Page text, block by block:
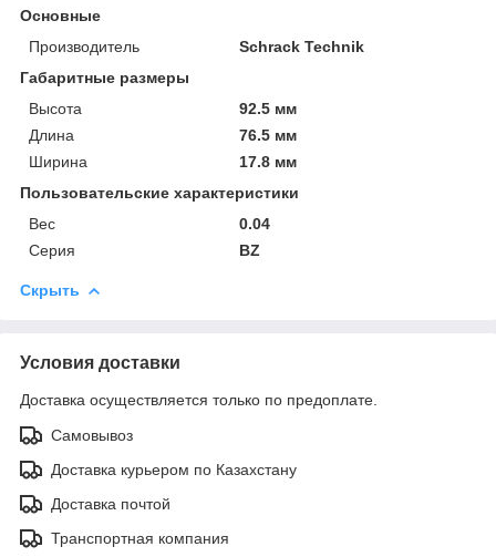
Основные
Производитель
Schrack Technik
Габаритные размеры
Высота
92.5 мм
Длина
76.5 мм
Ширина
17.8 мм
Пользовательские характеристики
Вес
0.04
Серия
BZ
Скрыть
Условия доставки
Доставка осуществляется только по предоплате.
Самовывоз
Доставка курьером по Казахстану
Доставка почтой
Транспортная компания